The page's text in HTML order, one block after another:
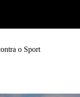
o Sport